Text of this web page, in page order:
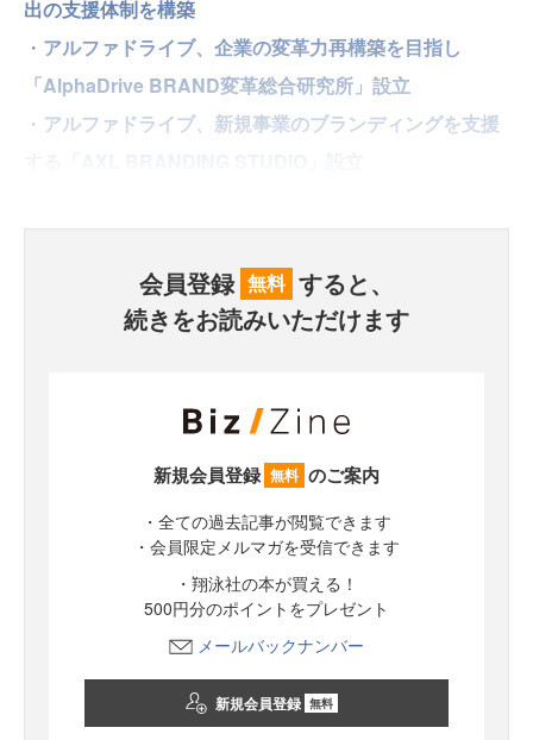
出の支援体制を構築
・ アルファドライブ、企業の変革力再構築を目指し
「AlphaDrive BRAND変革総合研究所」設立
・ アルファドライブ、新規事業のブランディングを支援
会員登録 無料 すると、
続きをお読みいただけます
新規会員登録 無料 のご案内
・全ての過去記事が閲覧できます
・会員限定メルマガを受信できます
・翔泳社の本が買える！
500円分のポイントをプレゼント
メールバックナンバー
新規会員登録 無料